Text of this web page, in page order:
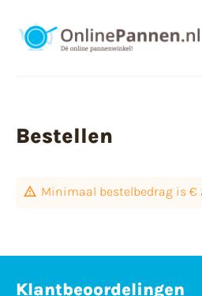
Bestellen
Minimaal bestelbedrag is €
Klantbeoordelingen